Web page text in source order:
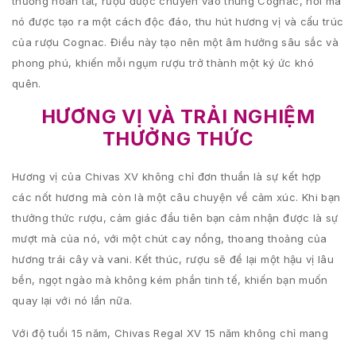
nó được tạo ra một cách độc đáo, thu hút hương vị và cấu trúc
của rượu Cognac. Điều này tạo nên một âm hưởng sâu sắc và
phong phú, khiến mỗi ngụm rượu trở thành một ký ức khó
quên.
HƯƠNG VỊ VÀ TRẢI NGHIỆM
THƯỞNG THỨC
Hương vị của Chivas XV không chỉ đơn thuần là sự kết hợp
các nốt hương mà còn là một câu chuyện về cảm xúc. Khi bạn
thưởng thức rượu, cảm giác đầu tiên bạn cảm nhận được là sự
mượt mà của nó, với một chút cay nồng, thoang thoảng của
hương trái cây và vani. Kết thúc, rượu sẽ để lại một hậu vị lâu
bền, ngọt ngào mà không kém phần tinh tế, khiến bạn muốn
quay lại với nó lần nữa.
Với độ tuổi 15 năm, Chivas Regal XV 15 năm không chỉ mang